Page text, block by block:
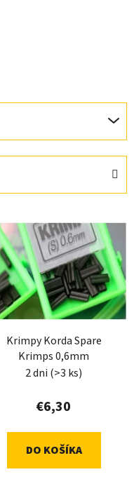
Krimpy Korda Spare
Krimps 0,6mm
2 dni (>3 ks)
€6,30
DO KOŠÍKA